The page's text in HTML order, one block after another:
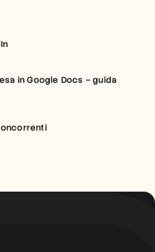
in Google Docs – guida